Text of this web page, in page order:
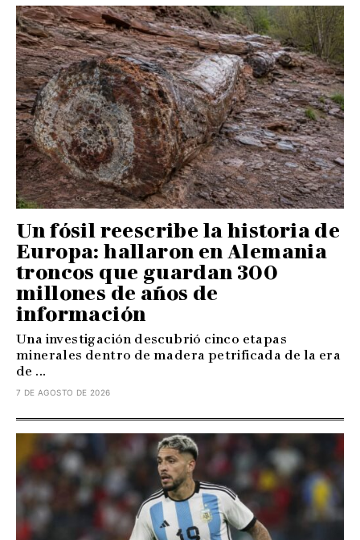
Un fósil reescribe la historia de
Europa: hallaron en Alemania
troncos que guardan 300
millones de años de
información
Una investigación descubrió cinco etapas
minerales dentro de madera petrificada de la era
de ...
7 DE AGOSTO DE 2026